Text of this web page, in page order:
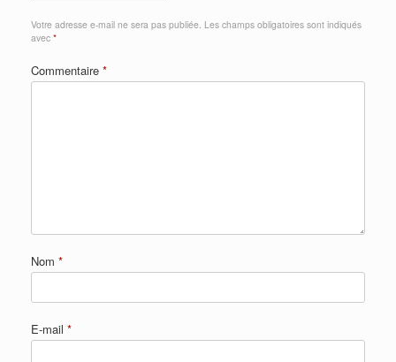
Votre adresse e-mail ne sera pas publiée. Les champs obligatoires sont indiqués
avec *
Commentaire *
Nom *
E-mail *